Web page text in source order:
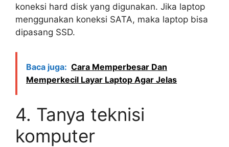
koneksi hard disk yang digunakan. Jika laptop
menggunakan koneksi SATA, maka laptop bisa
dipasang SSD.
Baca juga: Cara Memperbesar Dan
Memperkecil Layar Laptop Agar Jelas
4. Tanya teknisi
komputer